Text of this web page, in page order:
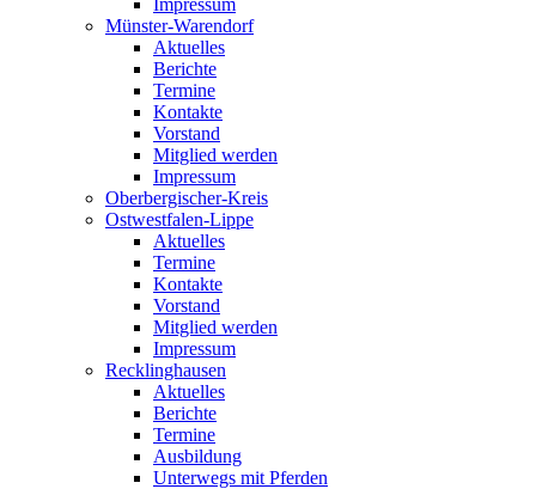
Impressum
Münster-Warendorf
Aktuelles
Berichte
Termine
Kontakte
Vorstand
Mitglied werden
Impressum
Oberbergischer-Kreis
Ostwestfalen-Lippe
Aktuelles
Termine
Kontakte
Vorstand
Mitglied werden
Impressum
Recklinghausen
Aktuelles
Berichte
Termine
Ausbildung
Unterwegs mit Pferden